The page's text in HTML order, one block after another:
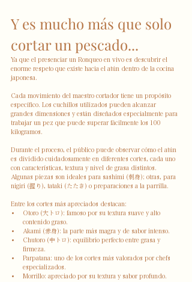
Y es mucho más que solo
cortar un pescado...
Ya que el presenciar un Ronqueo en vivo es descubrir el
enorme respeto que existe hacia el atún dentro de la cocina
japonesa.
Cada movimiento del maestro cortador tiene un propósito
específico. Los cuchillos utilizados pueden alcanzar
grandes dimensiones y están diseñados especialmente para
trabajar un pez que puede superar fácilmente los 100
kilogramos.
Durante el proceso, el público puede observar cómo el atún
es dividido cuidadosamente en diferentes cortes, cada uno
con características, textura y nivel de grasa distintos.
Algunas piezas son ideales para sashimi (刺身); otras, para
nigiri (握り), tataki (たたき) o preparaciones a la parrilla.
Entre los cortes más apreciados destacan:
Otoro (大トロ): famoso por su textura suave y alto
contenido graso.
Akami (赤身): la parte más magra y de sabor intenso.
Chutoro (中トロ): equilibrio perfecto entre grasa y
firmeza.
Parpatana: uno de los cortes más valorados por chefs
especializados.
Morrillo: apreciado por su textura y sabor profundo.